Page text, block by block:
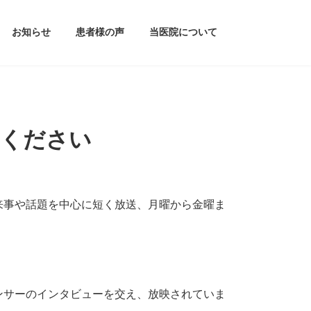
お知らせ 患者様の声 当医院について
ださい
や話題を中心に短く放送、月曜から金曜ま
ーのインタビューを交え、放映されていま